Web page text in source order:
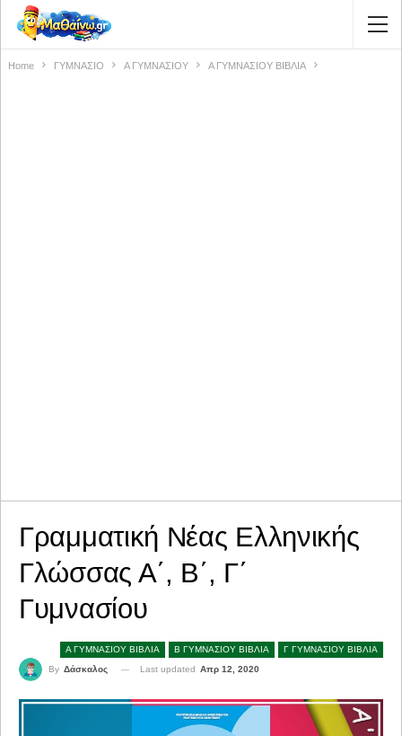
Home ΓΥΜΝΑΣΙΟ Α ΓΥΜΝΑΣΙΟΥ Α ΓΥΜΝΑΣΙΟΥ ΒΙΒΛΙΑ
Γραμματική Νέας Ελληνικής
Γλώσσας Α΄, Β΄, Γ΄
Γυμνασίου
Α ΓΥΜΝΑΣΙΟΥ ΒΙΒΛΙΑ Β ΓΥΜΝΑΣΙΟΥ ΒΙΒΛΙΑ Γ ΓΥΜΝΑΣΙΟΥ ΒΙΒΛΙΑ
By Δάσκαλος Last updated Απρ 12, 2020